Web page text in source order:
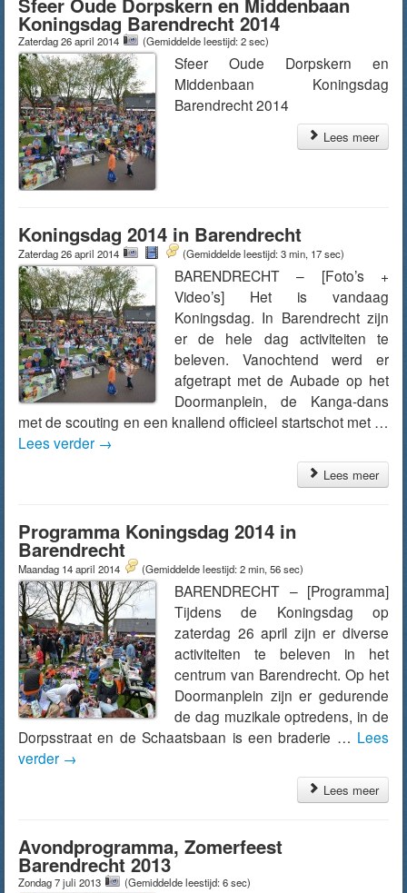
Koningsdag Barendrecht 2014
Zaterdag 26 april 2014 (Gemiddelde leestijd: 2 sec)
Sfeer Oude Dorpskern en
Middenbaan Koningsdag
Barendrecht 2014
Lees meer
Koningsdag 2014 in Barendrecht
Zaterdag 26 april 2014 (Gemiddelde leestijd: 3 min, 17 sec)
BARENDRECHT – [Foto’s +
Video’s] Het is vandaag
Koningsdag. In Barendrecht zijn
er de hele dag activiteiten te
beleven. Vanochtend werd er
afgetrapt met de Aubade op het
Doormanplein, de Kanga-dans
met de scouting en een knallend officieel startschot met …
Lees verder →
Lees meer
Programma Koningsdag 2014 in
Barendrecht
Maandag 14 april 2014 (Gemiddelde leestijd: 2 min, 56 sec)
BARENDRECHT – [Programma]
Tijdens de Koningsdag op
zaterdag 26 april zijn er diverse
activiteiten te beleven in het
centrum van Barendrecht. Op het
Doormanplein zijn er gedurende
de dag muzikale optredens, in de
Dorpsstraat en de Schaatsbaan is een braderie … Lees
verder →
Lees meer
Avondprogramma, Zomerfeest
Barendrecht 2013
Zondag 7 juli 2013 (Gemiddelde leestijd: 6 sec)